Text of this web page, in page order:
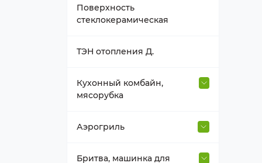
Держатель насадок
Нож к блендеру
Прочее для блендера,
Поверхность
стеклокерамическая
ТЭН отопления Д.
Кухонный комбайн,
мясорубка
Венчик, взбиватель
Втулка для насадок
Аэрогриль
Термостат, таймер, мотор
Бритва, машинка для